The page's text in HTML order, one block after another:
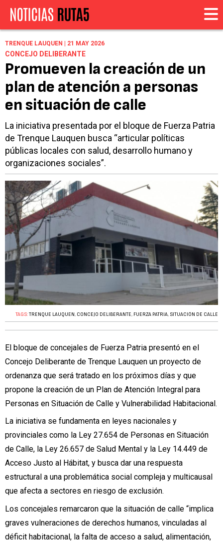
TRENQUE LAUQUEN | 21 MAY 2026
CONCEJO DELIBERANTE
Promueven la creación de un
plan de atención a personas
en situación de calle
La iniciativa presentada por el bloque de Fuerza Patria
de Trenque Lauquen busca “articular políticas
públicas locales con salud, desarrollo humano y
organizaciones sociales”.
TAGS:TRENQUE LAUQUEN, CONCEJO DELIBERANTE, FUERZA PATRIA, SITUACIÓN DE CALLE
El bloque de concejales de Fuerza Patria presentó en el
Concejo Deliberante de Trenque Lauquen un proyecto de
ordenanza que será tratado en los próximos días y que
propone la creación de un Plan de Atención Integral para
Personas en Situación de Calle y Vulnerabilidad Habitacional.
La iniciativa se fundamenta en leyes nacionales y
provinciales como la Ley 27.654 de Personas en Situación
de Calle, la Ley 26.657 de Salud Mental y la Ley 14.449 de
Acceso Justo al Hábitat, y busca dar una respuesta
estructural a una problemática social compleja y multicausal
que afecta a sectores en riesgo de exclusión.
Los concejales remarcaron que la situación de calle “implica
graves vulneraciones de derechos humanos, vinculadas al
déficit habitacional, la falta de acceso a salud, alimentación,